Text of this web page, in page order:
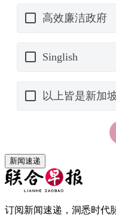
新闻速递
订阅新闻速递，洞悉时代